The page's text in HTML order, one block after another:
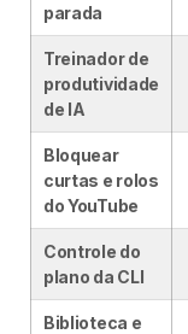
parada
Treinador de
produtividade
de IA
Bloquear
curtas e rolos
do YouTube
Controle do
plano da CLI
Biblioteca e